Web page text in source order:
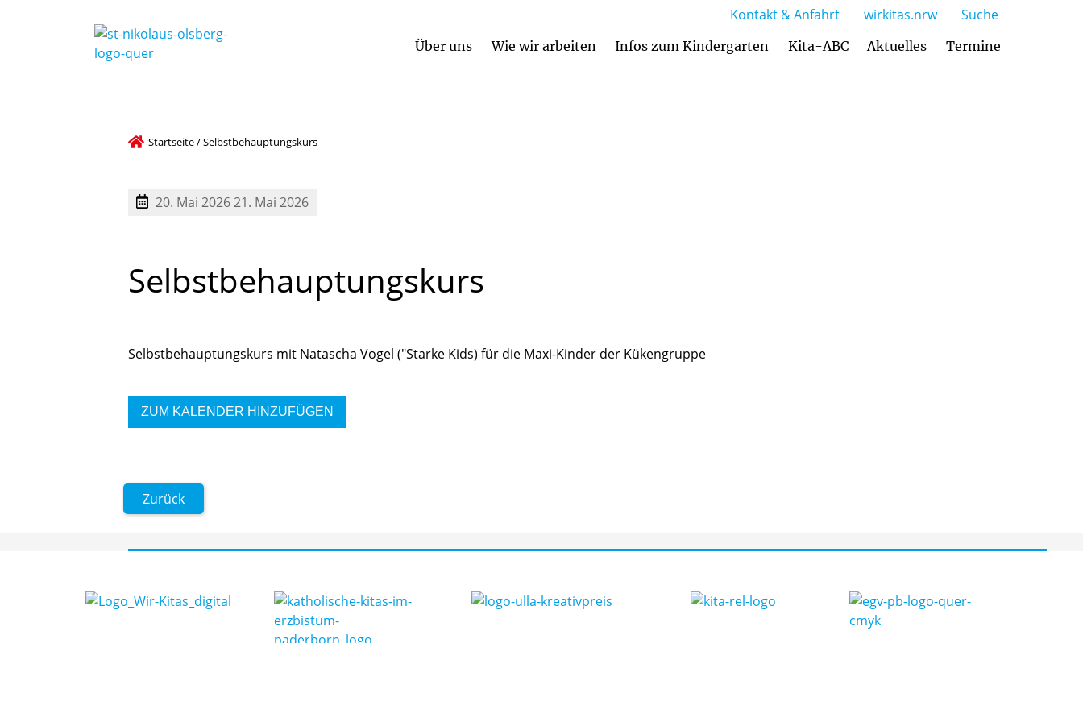
Über uns Wie wir arbeiten Infos zum Kindergarten Kita-ABC Aktuelles Termine
Kontakt & Anfahrt wirkitas.nrw Suche
Startseite/Selbstbehauptungskurs
20. Mai 202621. Mai 2026
Selbstbehauptungskurs
Selbstbehauptungskurs mit Natascha Vogel ("Starke Kids) für die Maxi-Kinder der Kükengruppe
ZUM KALENDER HINZUFÜGEN
Zurück